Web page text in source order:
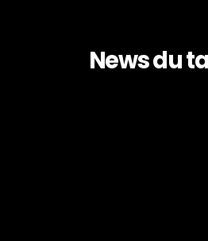
News du